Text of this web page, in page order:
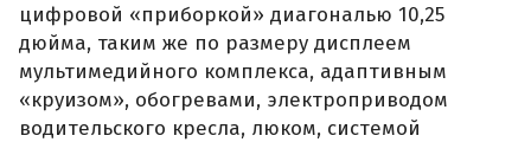
цифровой «приборкой» диагональю 10,25
дюйма, таким же по размеру дисплеем
мультимедийного комплекса, адаптивным
«круизом», обогревами, электроприводом
водительского кресла, люком, системой